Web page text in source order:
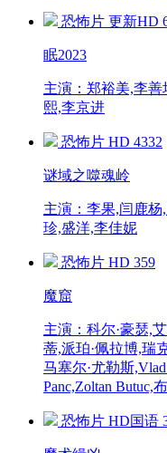
恐怖片 更新HD
眠2023
主演：郑裕美,李
熙,李京进
恐怖片 HD 4332
谜域之噬魂岭
主演：李果,闫鹿
珍,盛洋,李佳妮
恐怖片 HD 359
魔窟
主演：科尔·豪瑟,
蒂,派珀·佩拉博,瑞
马塞尔·尤勒斯
Panc,Zoltan Butuc,
恐怖片 HD国语